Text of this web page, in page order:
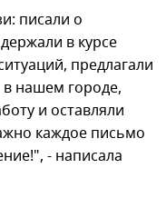
писали о
в курсе
предлагали
нашем городе,
и оставляли
каждое письмо
- написала